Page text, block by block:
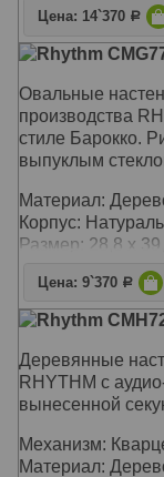
Цена: 14`370 Р
Rhythm
Овальные
производства
стиле Барокко.
выпуклым
Материал:
Корпус:
Размер: 28,8 х
Цена: 9`370 Р
Rhythm
Деревянные
RHYTHM с
вынесенной
Механизм:
Материал: